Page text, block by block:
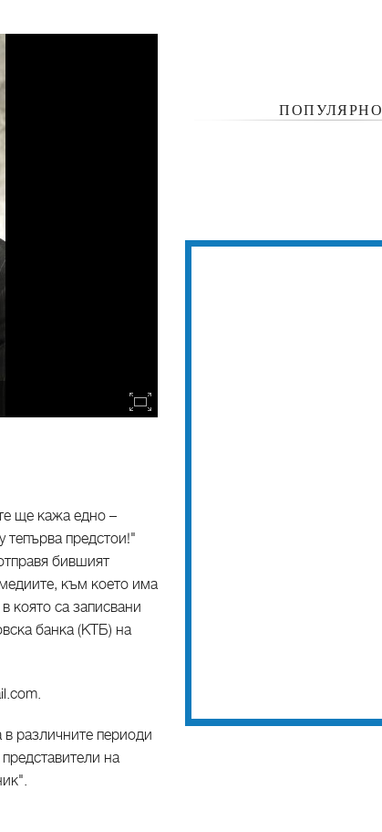
ще кажа едно –
тепърва предстои!"
бившият
към което има
която са записвани
банка (КТБ) на
в различните периоди
на
ПОПУЛЯРНО